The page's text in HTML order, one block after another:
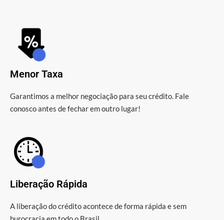
Menor Taxa
Garantimos a melhor negociação para seu crédito. Fale
conosco antes de fechar em outro lugar!
Liberação Rápida
A liberação do crédito acontece de forma rápida e sem